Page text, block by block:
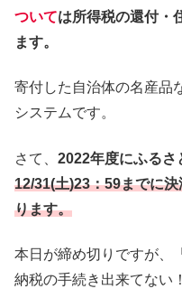
ついては所得税の還付・
ます。
寄付した自治体の名産品
システムです。
さて、 2022年度にふるさ
12/31(土)23：59までに
ります。
本日が締め切りですが、
納税の手続き出来てない